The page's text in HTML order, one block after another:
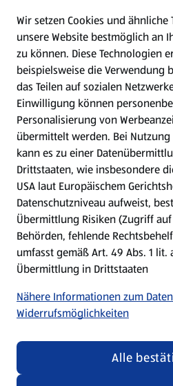
WhatsApp
Gewinnspiele
Mein HOFER. Meine Einkäufe.
Meine Meinung. Mein HOFER.
Gutscheingroßbestellung
(öffnet in einem neuen Tab)
Folge uns hier:
Jetzt die HOFER App downloaden
Wir setzen Cookies und
unsere Website bestmöglich an
zu können. Diese Technologien
beispielsweise die Verwendung
das Teilen auf sozialen
Einwilligung können
Personalisierung von
übermittelt werden. Bei
kann es zu einer
Drittstaaten, wie insbesondere
USA laut Europäischem
Datenschutzniveau aufweist,
Übermittlung Risiken (Zugriff
Behörden, fehlende
umfasst gemäß Art. 49 Abs. 1 lit.
Übermittlung in Drittstaaten
Nähere Informationen zum
Widerrufsmöglichkeiten
Alle